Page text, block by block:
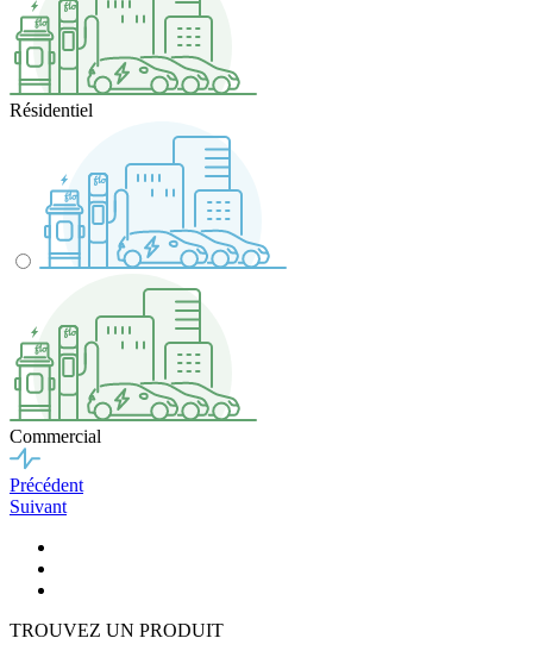
Résidentiel
Commercial
Précédent
Suivant
TROUVEZ UN PRODUIT